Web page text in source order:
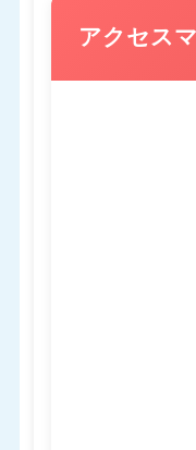
アクセス